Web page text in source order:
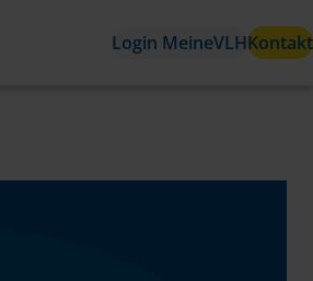
Login MeineVLHKontakt